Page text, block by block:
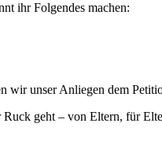
ihr Folgendes machen:
unser Anliegen dem
Ruck geht – von Eltern, für